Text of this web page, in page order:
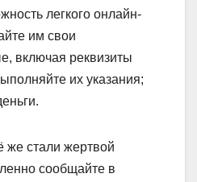
легкого онлайн-
им свои
включая реквизиты
их указания;
же стали жертвой
сообщайте в